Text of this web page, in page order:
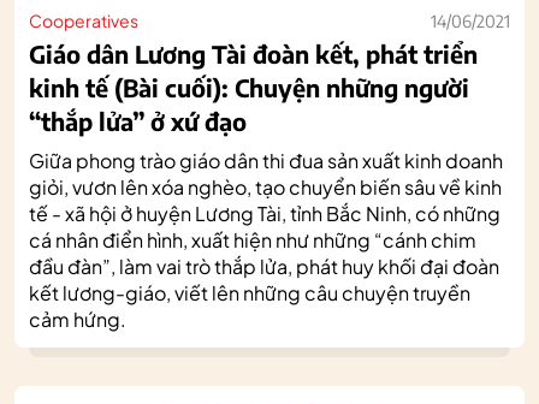
Cooperatives 14/06/2021
Giáo dân Lương Tài đoàn kết, phát triển
kinh tế (Bài cuối): Chuyện những người
“thắp lửa” ở xứ đạo
Giữa phong trào giáo dân thi đua sản xuất kinh doanh
giỏi, vươn lên xóa nghèo, tạo chuyển biến sâu về kinh
tế - xã hội ở huyện Lương Tài, tỉnh Bắc Ninh, có những
cá nhân điển hình, xuất hiện như những “cánh chim
đầu đàn”, làm vai trò thắp lửa, phát huy khối đại đoàn
kết lương-giáo, viết lên những câu chuyện truyền
cảm hứng.